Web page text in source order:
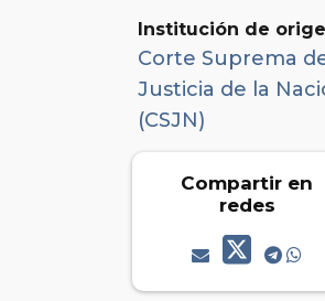
Institución de
Corte Suprema
Justicia de la
(CSJN)
Compartir en
redes